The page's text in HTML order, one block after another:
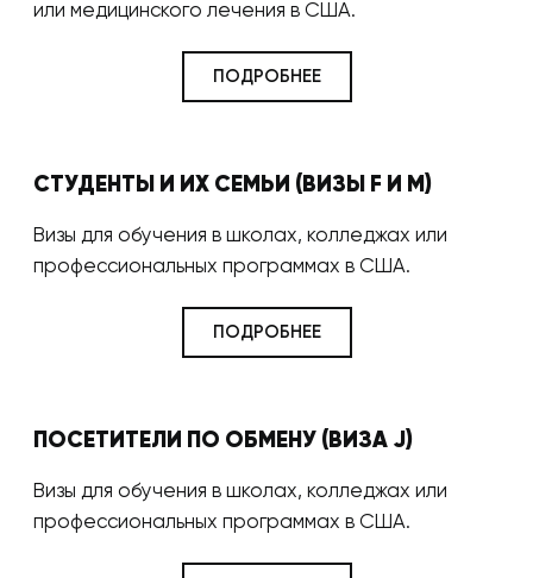
или медицинского лечения в США.
ПОДРОБНЕЕ
СТУДЕНТЫ И ИХ СЕМЬИ (ВИЗЫ F И M)
Визы для обучения в школах, колледжах или
профессиональных программах в США.
ПОДРОБНЕЕ
ПОСЕТИТЕЛИ ПО ОБМЕНУ (ВИЗА J)
Визы для обучения в школах, колледжах или
профессиональных программах в США.